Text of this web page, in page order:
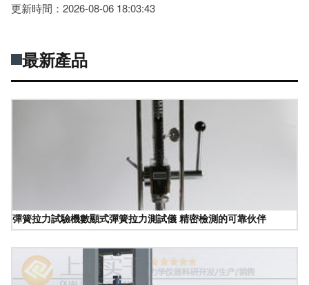
更新時間：2026-08-06 18:03:43
最新產品
彈簧拉力試驗機數顯式彈簧拉力測試儀 精密檢測的可靠伙伴